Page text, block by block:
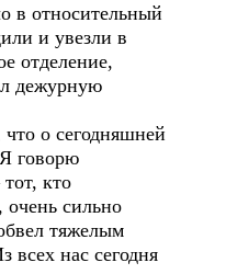
в относительный
и увезли в
отделение,
дежурную
о сегодняшней
говорю
кто
очень сильно
тяжелым
всех нас сегодня